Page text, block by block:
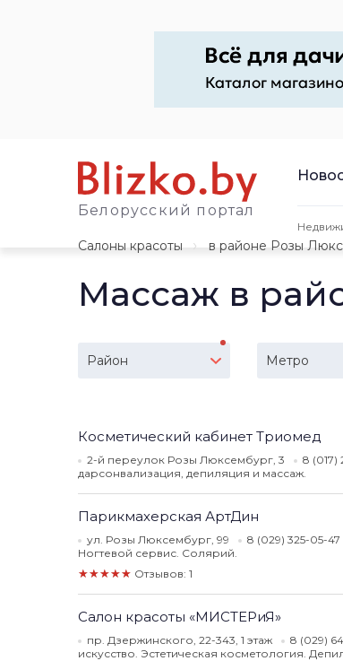
Белорусский портал
Салоны красоты в районе Розы
Массаж в
Район Метро
Косметический кабинет Триомед
2-й переулок Розы Люксембург, 3 8 (017)
дарсонвализация, депиляция и массаж.
Парикмахерская АртДин
ул. Розы Люксембург, 99 8 (029) 325-05-47
Ногтевой сервис. Солярий.
★★★★★ Отзывов: 1
Салон красоты «МИСТЕРиЯ»
пр. Дзержинского, 22-343, 1 этаж 8 (029)
искусство. Эстетическая косметология.